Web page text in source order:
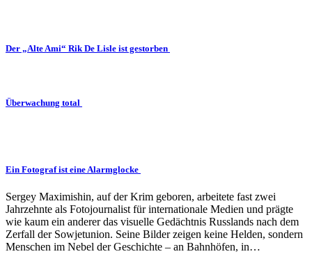
Der „Alte Ami“ Rik De Lisle ist gestorben
Überwachung total
Ein Fotograf ist eine Alarmglocke
Sergey Maximishin, auf der Krim geboren, arbeitete fast zwei
Jahrzehnte als Fotojournalist für internationale Medien und prägte
wie kaum ein anderer das visuelle Gedächtnis Russlands nach dem
Zerfall der Sowjetunion. Seine Bilder zeigen keine Helden, sondern
Menschen im Nebel der Geschichte – an Bahnhöfen, in…